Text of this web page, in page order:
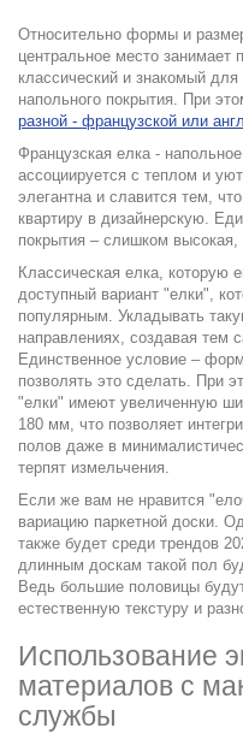
Относительно формы и
центральное место занимает
классический и знакомый
напольного покрытия. При
разной - французской или
Французская елка -
ассоциируется с теплом и
элегантна и славится тем,
квартиру в дизайнерскую.
покрытия – слишком
Классическая елка, которую
доступный вариант "елки",
популярным. Укладывать
направлениях, создавая тем
Единственное условие –
позволять это сделать. При
"елки" имеют увеличенную
180 мм, что позволяет
полов даже в
терпят измельчения.
Если же вам не нравится
вариацию паркетной доски.
также будет среди трендов
длинным доскам такой пол
Ведь большие половицы
естественную текстуру и
Использование
материалов с
службы